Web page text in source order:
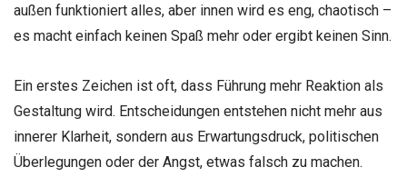
außen funktioniert alles, aber innen wird es eng, chaotisch –
es macht einfach keinen Spaß mehr oder ergibt keinen Sinn.
Ein erstes Zeichen ist oft, dass Führung mehr Reaktion als
Gestaltung wird. Entscheidungen entstehen nicht mehr aus
innerer Klarheit, sondern aus Erwartungsdruck, politischen
Überlegungen oder der Angst, etwas falsch zu machen.